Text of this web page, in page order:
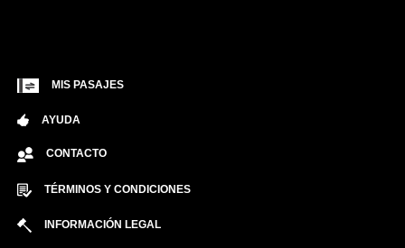
MIS PASAJES
AYUDA
CONTACTO
TÉRMINOS Y CONDICIONES
INFORMACIÓN LEGAL